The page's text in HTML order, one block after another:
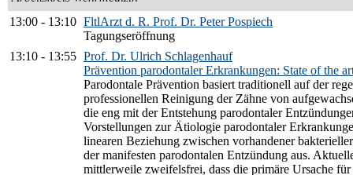
13:00 - 13:10 FltlArzt d. R. Prof. Dr. Peter Pospiech
Tagungseröffnung
13:10 - 13:55 Prof. Dr. Ulrich Schlagenhauf
Prävention parodontaler Erkrankungen: State of the
Parodontale Prävention basiert traditionell auf der
professionellen Reinigung der Zähne von
die eng mit der Entstehung parodontaler
Vorstellungen zur Ätiologie parodontaler
linearen Beziehung zwischen vorhandener
der manifesten parodontalen Entzündung aus.
mittlerweile zweifelsfrei, dass die primäre Ursache